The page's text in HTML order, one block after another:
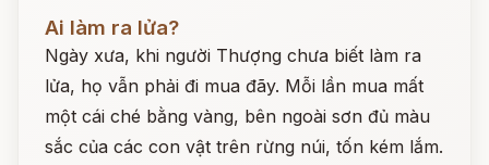
Ai làm ra lửa?
Ngày xưa, khi người Thượng chưa biết làm ra
lửa, họ vẫn phải đi mua đãy. Mỗi lần mua mất
một cái ché bằng vàng, bên ngoài sơn đủ màu
sắc của các con vật trên rừng núi, tốn kém lắm.